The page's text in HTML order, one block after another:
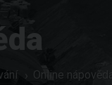
Online nápověda